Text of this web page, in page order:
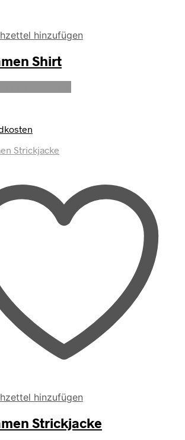
hinzufügen
Shirt
auf
der
Produktseite
gewählt
hinzufügen
Strickjacke